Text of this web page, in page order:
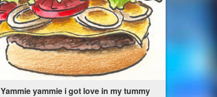
Yammie yammie i got love in my tummy